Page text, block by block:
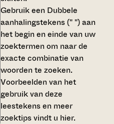
Gebruik een Dubbele
aanhalingstekens (" ")aan
het begin en einde van uw
zoektermen om naar de
exacte combinatie van
woorden te zoeken.
Voorbeelden van het
gebruik van deze
leestekens en meer
zoektips vindt u hier.